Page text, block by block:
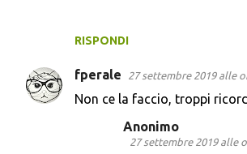
RISPONDI
fperale 27 settembre 2019 alle
Non ce la faccio, troppi
Anonimo
27 settembre 2019 alle